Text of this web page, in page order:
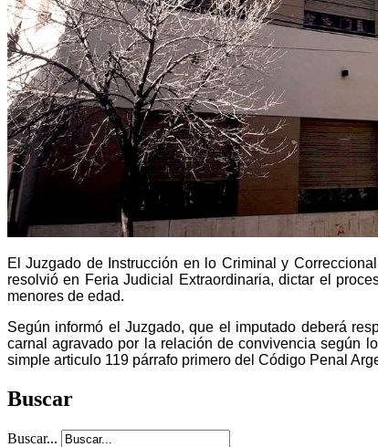
El Juzgado de Instrucción en lo Criminal y
resolvió en Feria Judicial Extraordinaria, dictar el
menores de edad.
Según informó el Juzgado,que el imputado deberá
carnal agravado por la relación de convivencia según
simple articulo 119 párrafo primero del Código Penal
Buscar
Buscar...